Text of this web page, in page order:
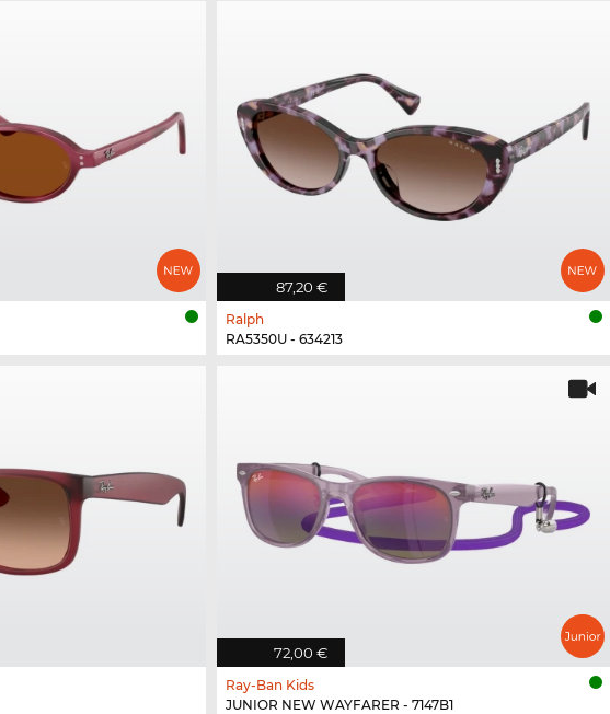
87,20 €
Ralph
RA5350U - 634213
72,00 €
Ray-Ban Kids
JUNIOR NEW WAYFARER - 7147B1